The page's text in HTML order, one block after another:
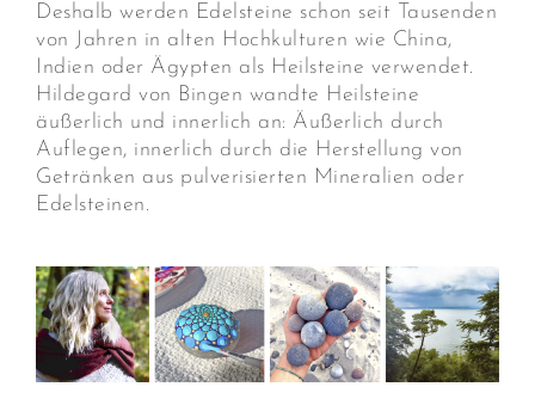
Deshalb werden Edelsteine schon seit Tausenden
von Jahren in alten Hochkulturen wie China,
Indien oder Ägypten als Heilsteine verwendet.
Hildegard von Bingen wandte Heilsteine
äußerlich und innerlich an: Äußerlich durch
Auflegen, innerlich durch die Herstellung von
Getränken aus pulverisierten Mineralien oder
Edelsteinen.